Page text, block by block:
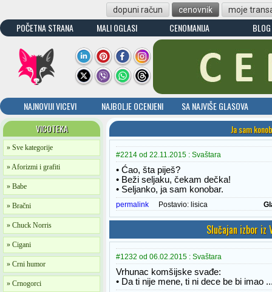
dopuni račun cenovnik moje
POČETNA STRANA MALI OGLASI CENOMANIJA BLOG
NAJNOVIJI VICEVI NAJBOLJE OCENJENI
SA NAJVIŠE GLASOVA
VICOTEKA
» Sve kategorije
» Aforizmi i grafiti
» Babe
» Bračni
» Chuck Norris
» Cigani
» Crni humor
» Crnogorci
Ja sam
#2214 od 22.11.2015 : Svaštara
• Ćao, šta piješ?
• Beži seljaku, čekam dečka!
• Seljanko, ja sam konobar.
permalink Postavio: lisica
Slučajan izbor iz
#1232 od 06.02.2015 : Svaštara
Vrhunac komšijske svađe:
• Da ti nije mene, ti ni dece be bi imao